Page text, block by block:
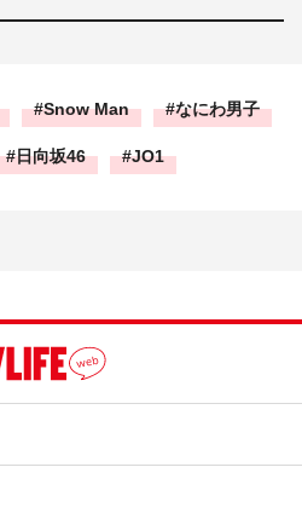
Snow Man なにわ男子
日向坂46 JO1